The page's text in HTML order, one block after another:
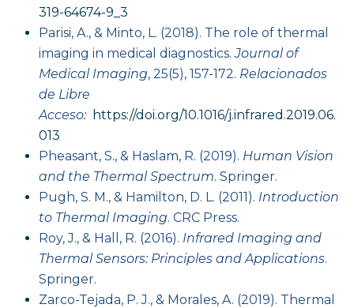
319-64674-9_3
Parisi, A., & Minto, L. (2018). The role of thermal
imaging in medical diagnostics.Journal of
Medical Imaging, 25(5), 157-172. Relacionados
de Libre
Acceso:
https://doi.org/10.1016/j.infrared.2019.06.
013
Pheasant, S., & Haslam, R. (2019). Human Vision
and the Thermal Spectrum. Springer.
Pugh, S. M., & Hamilton, D. L. (2011). Introduction
to Thermal Imaging. CRC Press.
Roy, J., & Hall, R. (2016). Infrared Imaging and
Thermal Sensors: Principles and Applications.
Springer.
Zarco-Tejada, P. J., & Morales, A. (2019). Thermal